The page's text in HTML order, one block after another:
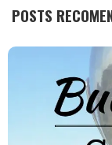
POSTS